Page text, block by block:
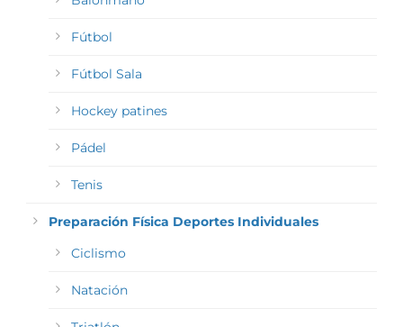
Fútbol
Fútbol Sala
Hockey patines
Pádel
Tenis
Preparación Física Deportes Individuales
Ciclismo
Natación